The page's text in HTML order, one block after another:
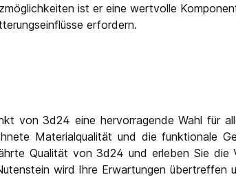
ist er eine wertvolle
erfordern.
von 3d24 eine hervorragende Wahl für
Materialqualität und die funktionale
Qualität von 3d24 und erleben Sie die
wird Ihre Erwartungen übertreffen